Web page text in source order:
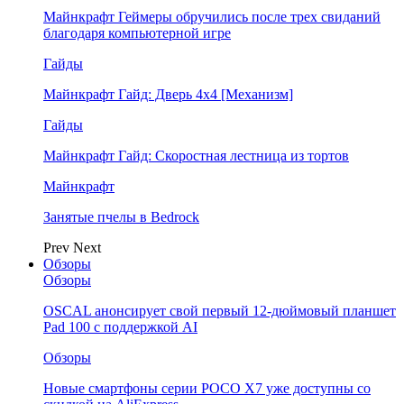
Майнкрафт Геймеры обручились после трех свиданий
благодаря компьютерной игре
Гайды
Майнкрафт Гайд: Дверь 4х4 [Механизм]
Гайды
Майнкрафт Гайд: Скоростная лестница из тортов
Майнкрафт
Занятые пчелы в Bedrock
Prev Next
Обзоры
Обзоры
OSCAL анонсирует свой первый 12-дюймовый планшет
Pad 100 с поддержкой AI
Обзоры
Новые смартфоны серии POCO X7 уже доступны со